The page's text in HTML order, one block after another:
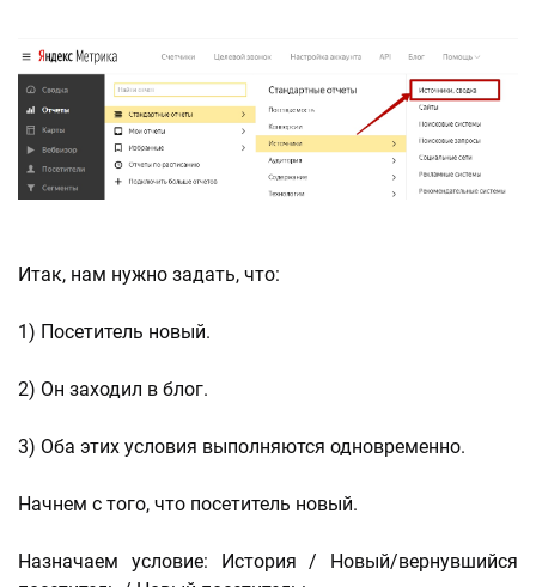
Итак, нам нужно задать, что:
1) Посетитель новый.
2) Он заходил в блог.
3) Оба этих условия выполняются одновременно.
Начнем с того, что посетитель новый.
Назначаем условие: История / Новый/вернувшийся